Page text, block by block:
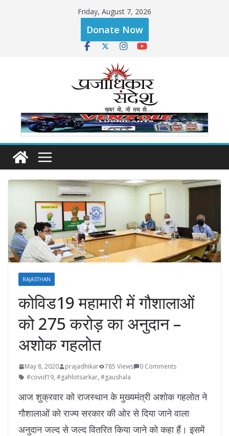
Friday, August 7, 2026
Donate Now
RAJASTHAN
कोविड19 महामारी में गौशालाओं
को 275 करोड़ का अनुदान –
अशोक गहलोत
May 8, 2020 prajadhikar 785 Views
0 Comments
#covid19, #gahlotsarkar, #gaushala
आज शुक्रवार को राजस्थान के मुख्यमंत्री अशोक गहलोत ने
गौशालाओं को राज्य सरकार की ओर से दिया जाने वाला
अनुदान जल्द से जल्द वितरित किया जाने को कहा हैं। इसमें